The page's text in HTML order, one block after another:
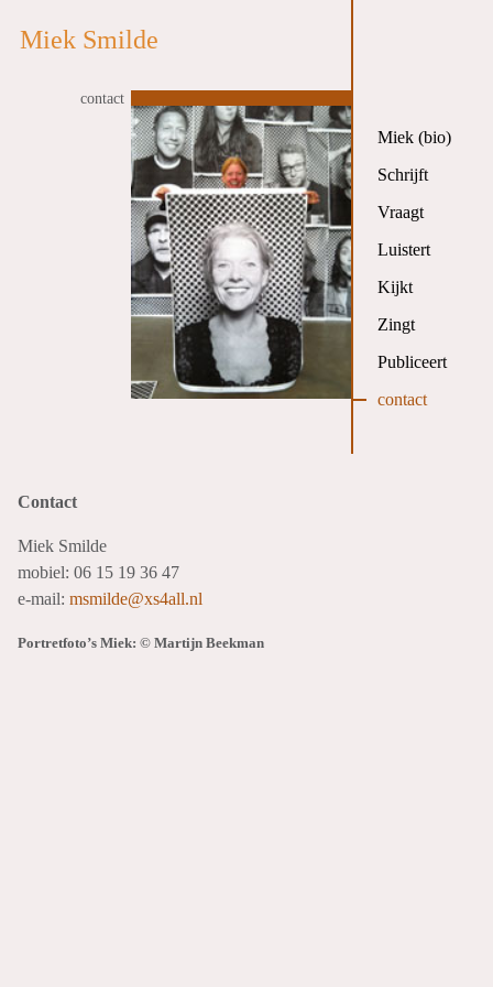
Miek (bio)
Schrijft
Vraagt
Luistert
Kijkt
Zingt
Publiceert
contact
Miek Smilde
contact
Contact
Miek Smilde
mobiel: 06 15 19 36 47
e-mail: msmilde@xs4all.nl
Portretfoto’s Miek: © Martijn Beekman